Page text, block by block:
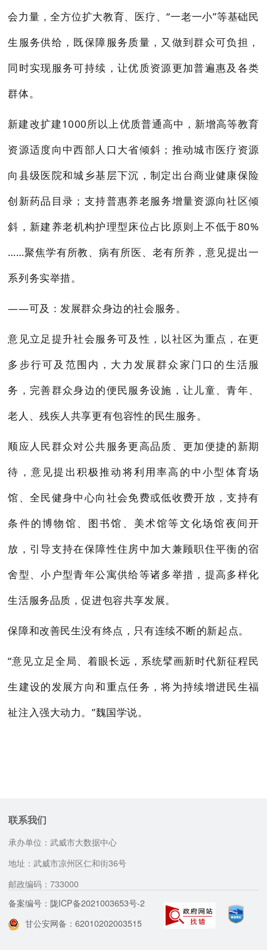
会力量，全方位扩大教育、医疗、“一老一小”等基础民
生服务供给，既保障服务质量，又做到群众可负担，
同时实现服务可持续，让优质资源更加普遍惠及各类
群体。
新建改扩建1000所以上优质普通高中，新增高等教育
资源适度向中西部人口大省倾斜；推动城市医疗资源
向县级医院和城乡基层下沉，制定出台商业健康保险
创新药品目录；支持普惠养老服务增量资源向社区倾
斜，新建养老机构护理型床位占比原则上不低于80%
……聚焦学有所教、病有所医、老有所养，意见提出一
系列务实举措。
——可及：发展群众身边的社会服务。
意见立足提升社会服务可及性，以社区为重点，在更
多步行可及范围内，大力发展群众家门口的生活服
务，完善群众身边的便民服务设施，让儿童、青年、
老人、残疾人共享更有包容性的民生服务。
顺应人民群众对公共服务更高品质、更加便捷的新期
待，意见提出积极推动将利用率高的中小型体育场
馆、全民健身中心向社会免费或低收费开放，支持有
条件的博物馆、图书馆、美术馆等文化场馆夜间开
放，引导支持在保障性住房中加大兼顾职住平衡的宿
舍型、小户型青年公寓供给等诸多举措，提高多样化
生活服务品质，促进包容共享发展。
保障和改善民生没有终点，只有连续不断的新起点。
“意见立足全局、着眼长远，系统擘画新时代新征程民
生建设的发展方向和重点任务，将为持续增进民生福
祉注入强大动力。”魏国学说。
联系我们
承办单位：武威市大数据中心
地址：武威市凉州区仁和街36号
邮政编码：733000
备案编号：陇ICP备2021003653号-2
甘公安网备：62010202003515